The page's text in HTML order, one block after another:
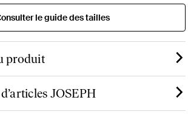
le guide des tailles
produit
JOSEPH